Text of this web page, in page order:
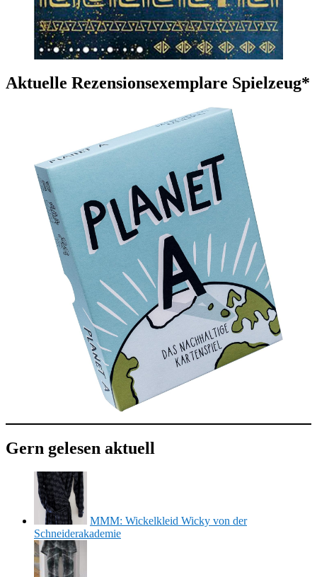
Aktuelle Rezensionsexemplare Spielzeug*
Gern gelesen aktuell
MMM: Wickelkleid Wicky von der
Schneiderakademie